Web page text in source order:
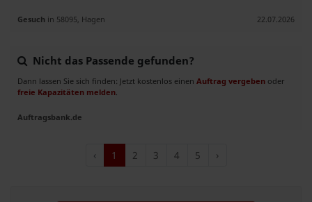
Gesuch in 58095, Hagen 22.07.2026
Nicht das Passende gefunden?
Dann lassen Sie sich finden: Jetzt kostenlos einen Auftrag vergeben oder
freie Kapazitäten melden.
Auftragsbank.de
‹ 1 2 3 4 5 ›